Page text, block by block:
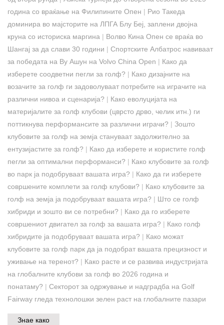
година со враќање на Филипините Опен | Рио Такеда
доминира во мајсторите на ЛПГА Блу Беј, заплени двојна
круна со историска маргина | Волво Кина Опен се враќа во
Шангај за да слави 30 години | Спортските Албатрос навиваат
за победата на Ву Ашун на Volvo China Open | Како да
изберете соодветни пегли за голф? | Како дизајните на
возачите за голф ги задоволуваат потребите на играчите на
различни нивоа и сценарија? | Како еволуцијата на
материјалите за голф клубови (цврсто дрво, челик итн.) ги
поттикнува перформансите за различни играчи? | Зошто
клубовите за голф на земја стануваат задолжително за
ентузијастите за голф? | Како да изберете и користите голф
пегли за оптимални перформанси? | Како клубовите за голф
во парк ја подобруваат вашата игра? | Како да ги изберете
совршените комплети за голф клубови? | Како клубовите за
голф на земја ја подобруваат вашата игра? | Што се голф
хибриди и зошто ви се потребни? | Како да го изберете
совршениот двигател за голф за вашата игра? | Како голф
хибридите ја подобруваат вашата игра? | Како можат
клубовите за голф парк да ја подобрат вашата прецизност и
уживање на теренот? | Како расте и се развива индустријата
на глобалните клубови за голф во 2026 година и
понатаму? | Секторот за одржување и надградба на Golf
Fairway гледа технолошки зелен раст на глобалните пазари
Знае како